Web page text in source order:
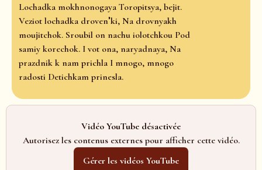
Lochadka mokhnonogaya Toropitsya, bejit.
Veziot lochadka drovenʹki, Na drovnyakh
moujitchok. Sroubil on nachu iolotchkou Pod
samiy korechok. I vot ona, naryadnaya, Na
prazdnik k nam prichla I mnogo, mnogo
radosti Detichkam prinesla.
Vidéo YouTube désactivée
Autorisez les contenus externes pour afficher cette vidéo.
Gérer les vidéos YouTube